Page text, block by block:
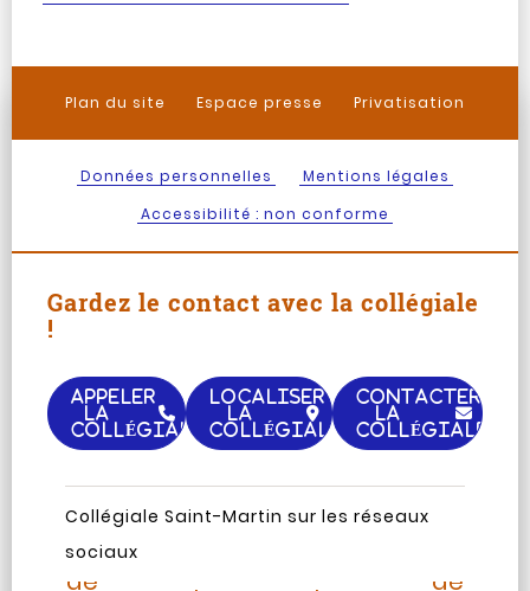
Plan du site Espace presse Privatisation
Données personnelles
Mentions légales
Accessibilité : non conforme
Gardez le contact avec la collégiale
!
APPELER
LA
COLLÉGIALE
LOCALISER
LA
COLLÉGIALE
CONTACTER
LA
COLLÉGIALE
Collégiale Saint-Martin sur les réseaux
sociaux
Page
Facebook
de
InstagramTripAdvisor
de